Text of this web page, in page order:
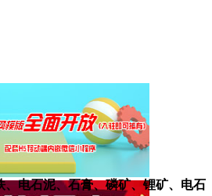
、电石泥、石膏、磷矿、锂矿、电石